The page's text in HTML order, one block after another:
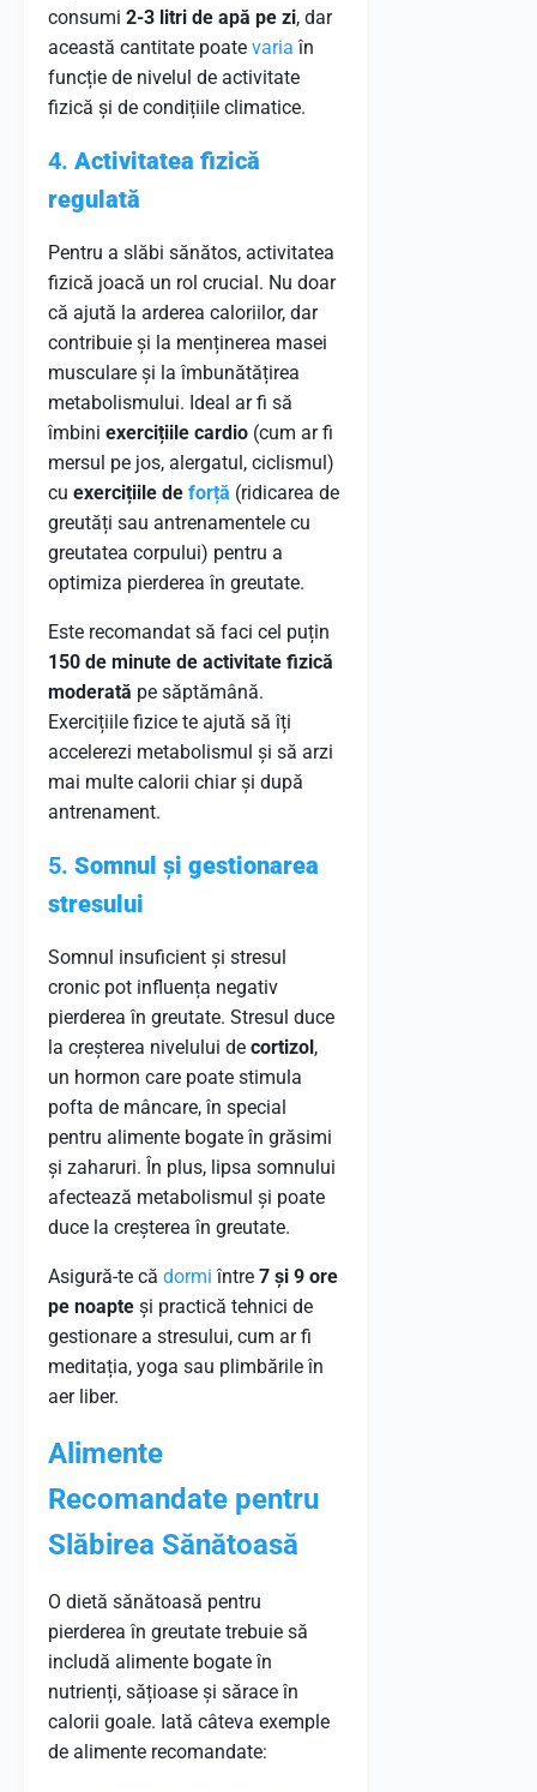
consumi 2-3 litri de apă pe zi, dar
această cantitate poate varia în
funcție de nivelul de activitate
fizică și de condițiile climatice.
4. Activitatea fizică
regulată
Pentru a slăbi sănătos, activitatea
fizică joacă un rol crucial. Nu doar
că ajută la arderea caloriilor, dar
contribuie și la menținerea masei
musculare și la îmbunătățirea
metabolismului. Ideal ar fi să
îmbini exercițiile cardio (cum ar fi
mersul pe jos, alergatul, ciclismul)
cu exercițiile de forță (ridicarea de
greutăți sau antrenamentele cu
greutatea corpului) pentru a
optimiza pierderea în greutate.
Este recomandat să faci cel puțin
150 de minute de activitate fizică
moderată pe săptămână.
Exercițiile fizice te ajută să îți
accelerezi metabolismul și să arzi
mai multe calorii chiar și după
antrenament.
5. Somnul și gestionarea
stresului
Somnul insuficient și stresul
cronic pot influența negativ
pierderea în greutate. Stresul duce
la creșterea nivelului de cortizol,
un hormon care poate stimula
pofta de mâncare, în special
pentru alimente bogate în grăsimi
și zaharuri. În plus, lipsa somnului
afectează metabolismul și poate
duce la creșterea în greutate.
Asigură-te că dormi între 7 și 9 ore
pe noapte și practică tehnici de
gestionare a stresului, cum ar fi
meditația, yoga sau plimbările în
aer liber.
Alimente
Recomandate pentru
Slăbirea Sănătoasă
O dietă sănătoasă pentru
pierderea în greutate trebuie să
includă alimente bogate în
nutrienți, sățioase și sărace în
calorii goale. Iată câteva exemple
de alimente recomandate: